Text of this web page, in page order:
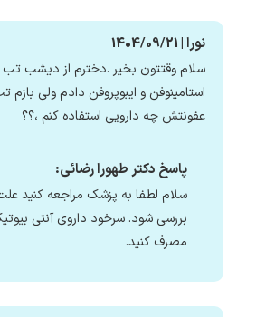
نورا | 1404/09/21
سلام وقتتون بخیر .دخترم از دیشب
استامینوفن و ایبوپروفن دادم ولی بازم
عفونتش چه دارویی استفاده کنم ،؟؟
پاسخ دکتر طهورا رضائی:
سلام لطفا به پزشک مراجعه کنید
بررسی شود. سرخود داروی آنتی
مصرف کنید.